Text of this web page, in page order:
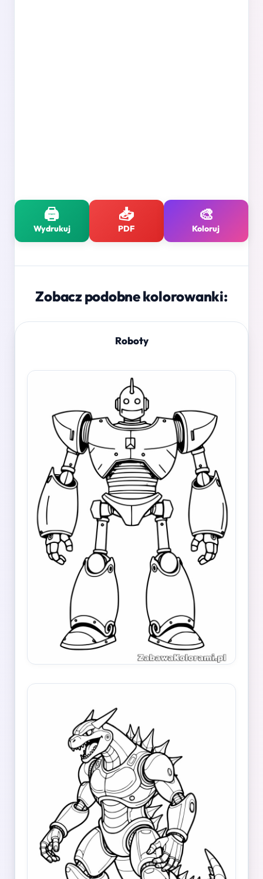
🖨️
Wydrukuj
📥
PDF
🎨
Koloruj
Zobacz podobne kolorowanki:
Roboty